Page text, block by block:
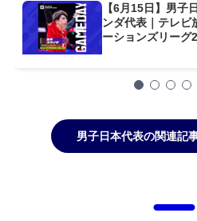
【6月15日】男子
ンダ代表｜テレビ
ーションズリーグ
男子日本代表の関連記